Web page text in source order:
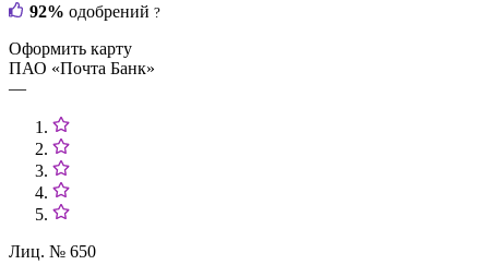
92% одобрений ?
Оформить карту
ПАО «Почта Банк»
—
Лиц. № 650